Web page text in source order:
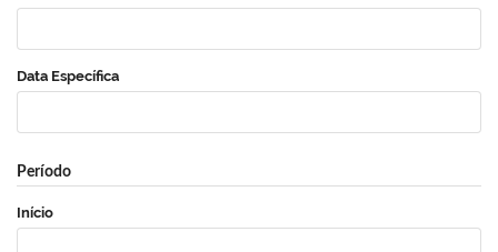
Data Específica
Período
Início